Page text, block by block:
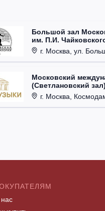
Большой зал
им. П.И.
г. Москва, ул.
Московский
(Светлановский зал)
г. Москва,